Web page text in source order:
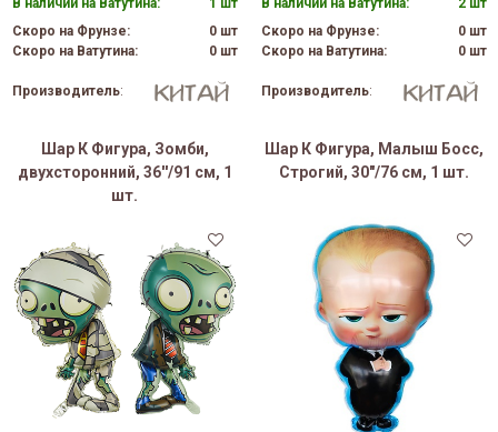
В наличии на Ватутина:
1 шт
Скоро на Фрунзе:
0 шт
Скоро на Ватутина:
0 шт
Производитель:
В наличии на Ватутина:
2 шт
Скоро на Фрунзе:
0 шт
Скоро на Ватутина:
0 шт
Производитель:
Шар К Фигура, Зомби,
двухсторонний, 36''/91 см, 1
шт.
Шар К Фигура, Малыш Босс,
Строгий, 30"/76 см, 1 шт.